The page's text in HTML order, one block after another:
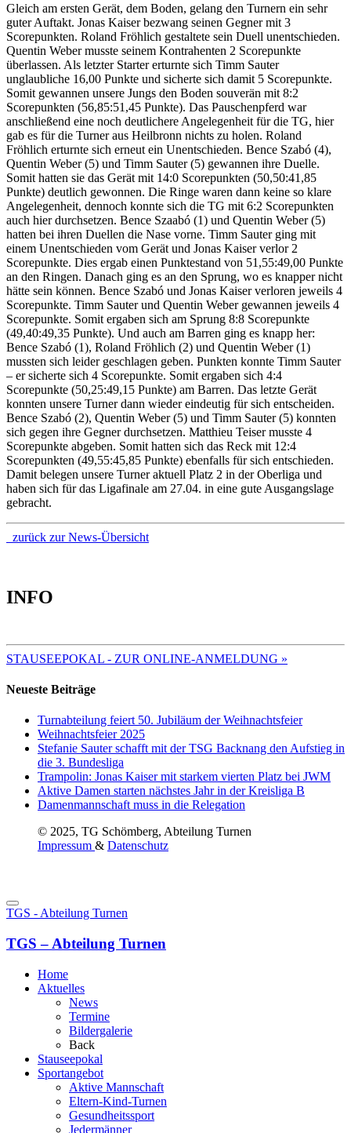
Gleich am ersten Gerät, dem Boden, gelang den Turnern ein sehr
guter Auftakt. Jonas Kaiser bezwang seinen Gegner mit 3
Scorepunkten. Roland Fröhlich gestaltete sein Duell unentschieden.
Quentin Weber musste seinem Kontrahenten 2 Scorepunkte
überlassen. Als letzter Starter erturnte sich Timm Sauter
unglaubliche 16,00 Punkte und sicherte sich damit 5 Scorepunkte.
Somit gewannen unsere Jungs den Boden souverän mit 8:2
Scorepunkten (56,85:51,45 Punkte). Das Pauschenpferd war
anschließend eine noch deutlichere Angelegenheit für die TG, hier
gab es für die Turner aus Heilbronn nichts zu holen. Roland
Fröhlich erturnte sich erneut ein Unentschieden. Bence Szabó (4),
Quentin Weber (5) und Timm Sauter (5) gewannen ihre Duelle.
Somit hatten sie das Gerät mit 14:0 Scorepunkten (50,50:41,85
Punkte) deutlich gewonnen. Die Ringe waren dann keine so klare
Angelegenheit, dennoch konnte sich die TG mit 6:2 Scorepunkten
auch hier durchsetzen. Bence Szaabó (1) und Quentin Weber (5)
hatten bei ihren Duellen die Nase vorne. Timm Sauter ging mit
einem Unentschieden vom Gerät und Jonas Kaiser verlor 2
Scorepunkte. Dies ergab einen Punktestand von 51,55:49,00 Punkte
an den Ringen. Danach ging es an den Sprung, wo es knapper nicht
hätte sein können. Bence Szabó und Jonas Kaiser verloren jeweils 4
Scorepunkte. Timm Sauter und Quentin Weber gewannen jeweils 4
Scorepunkte. Somit ergaben sich am Sprung 8:8 Scorepunkte
(49,40:49,35 Punkte). Und auch am Barren ging es knapp her:
Bence Szabó (1), Roland Fröhlich (2) und Quentin Weber (1)
mussten sich leider geschlagen geben. Punkten konnte Timm Sauter
– er sicherte sich 4 Scorepunkte. Somit ergaben sich 4:4
Scorepunkte (50,25:49,15 Punkte) am Barren. Das letzte Gerät
konnten unsere Turner dann wieder eindeutig für sich entscheiden.
Bence Szabó (2), Quentin Weber (5) und Timm Sauter (5) konnten
sich gegen ihre Gegner durchsetzen. Matthieu Teiser musste 4
Scorepunkte abgeben. Somit hatten sich das Reck mit 12:4
Scorepunkten (49,55:45,85 Punkte) ebenfalls für sich entschieden.
Damit belegen unsere Turner aktuell Platz 2 in der Oberliga und
haben sich für das Ligafinale am 27.04. in eine gute Ausgangslage
gebracht.
zurück zur News-Übersicht
INFO
STAUSEEPOKAL - ZUR ONLINE-ANMELDUNG »
Neueste Beiträge
Turnabteilung feiert 50. Jubiläum der Weihnachtsfeier
Weihnachtsfeier 2025
Stefanie Sauter schafft mit der TSG Backnang den Aufstieg in
die 3. Bundesliga
Trampolin: Jonas Kaiser mit starkem vierten Platz bei JWM
Aktive Damen starten nächstes Jahr in der Kreisliga B
Damenmannschaft muss in die Relegation
© 2025, TG Schömberg, Abteilung Turnen
Impressum & Datenschutz
TGS - Abteilung Turnen
TGS – Abteilung Turnen
Home
Aktuelles
News
Termine
Bildergalerie
Back
Stauseepokal
Sportangebot
Aktive Mannschaft
Eltern-Kind-Turnen
Gesundheitssport
Jedermänner